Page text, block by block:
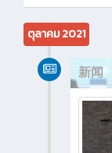
ตุลาคม 2021
新闻